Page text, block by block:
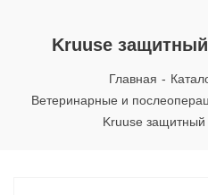
+7
+7
Kruuse
Главная -
Ветеринарные и
Kruuse защитный